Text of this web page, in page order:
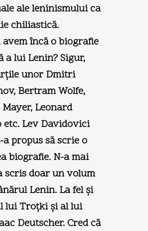
ale leninismului ca
chiliastică.
avem încă o biografie
a lui Lenin? Sigur,
unor Dmitri
Bertram Wolfe,
Leonard
etc. Lev Davidovici
propus să scrie o
biografie. N-a mai
scris doar un volum
Lenin. La fel şi
lui Troţki şi al lui
Deutscher. Cred că